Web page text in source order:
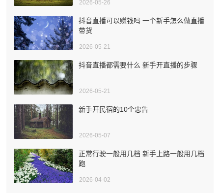
2026-05-26
抖音直播可以赚钱吗 一个新手怎么做直播
带货
2026-05-21
抖音直播都需要什么 新手开直播的步骤
2026-05-21
新手开民宿的10个忠告
2026-05-07
正常行驶一般用几档 新手上路一般用几档
跑
2026-04-02